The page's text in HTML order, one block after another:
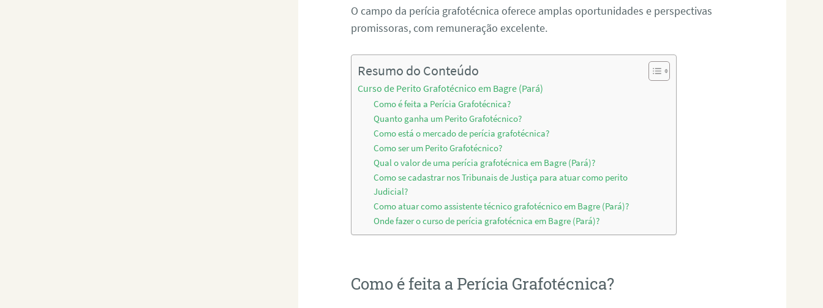
O campo da perícia grafotécnica oferece amplas oportunidades e perspectivas
promissoras, com remuneração excelente.
Resumo do Conteúdo
Curso de Perito Grafotécnico em Bagre (Pará)
Como é feita a Perícia Grafotécnica?
Quanto ganha um Perito Grafotécnico?
Como está o mercado de perícia grafotécnica?
Como ser um Perito Grafotécnico?
Qual o valor de uma perícia grafotécnica em Bagre (Pará)?
Como se cadastrar nos Tribunais de Justiça para atuar como perito
Judicial?
Como atuar como assistente técnico grafotécnico em Bagre (Pará)?
Onde fazer o curso de perícia grafotécnica em Bagre (Pará)?
Como é feita a Perícia Grafotécnica?